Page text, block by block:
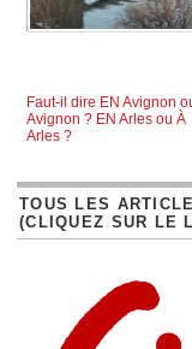
Faut-il dire EN Avignon
Avignon ? EN Arles ou À
Arles ?
TOUS LES
(CLIQUEZ SUR LE